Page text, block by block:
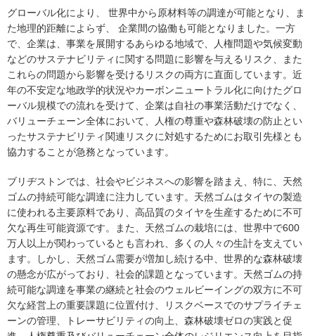
グローバル化により、 世界中から原材料等の調達が可能となり、ま
た地理的距離によらず、 企業間の協働も可能となりました。一方
で、企業は、事業を展開するあらゆる地域で、人権問題や気候変動
などのサステナビリティに関する問題に影響を与えるリスク、また
これらの問題から影響を受けるリスクの両方に直面しています。近
年の不安定な地政学的状況やカーボンニュートラル化に向けたグロ
ーバル規模での流れを受けて、企業は自社の事業活動だけでなく、
バリューチェーン全体において、人権の尊重や森林破壊の防止とい
ったサステナビリティ関連リスクに対処するためにお取引先様とも
協力することが急務となっています。
ブリヂストンでは、社会やビジネスへの影響を踏まえ、特に、天然
ゴムの持続可能な調達に注力しています。天然ゴムはタイヤの製造
に使われる主要原料であり、高品質のタイヤを生産するために不可
欠な再生可能資源です。また、天然ゴムの栽培には、世界中で600
万人以上が関わっているとも言われ、多くの人々の生計を支えてい
ます。しかし、天然ゴム需要が増加し続ける中、世界的な森林破壊
の懸念が広がっており、社会的課題となっています。天然ゴムの持
続可能な調達を事業の継続と社会のウェルビーイングの双方に不可
欠な経営上の重要課題に位置付け、リスクベースでのサプライチェ
ーンの管理、トレーサビリティの向上、森林破壊ゼロの実践と促